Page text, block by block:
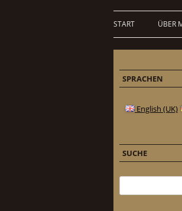
START ÜBER
SPRACHEN
English (UK)
SUCHE